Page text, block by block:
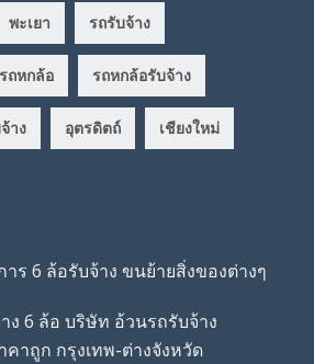
พะเยา รถรับจ้าง
รถหกล้อ รถหกล้อรับจ้าง
าง อุตรดิตถ์ เชียงใหม่
ร 6 ล้อรับจ้าง ขนย้ายสิ่งของต่างๆ
ง 6 ล้อ บริษัท อ้วนรถรับจ้าง
าถูก กรุงเทพ-ต่างจังหวัด